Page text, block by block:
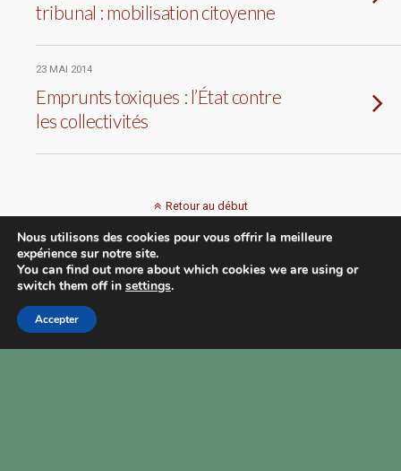
tribunal : mobilisation citoyenne
23 MAI 2014
Emprunts toxiques : l’État contre
les collectivités
Retour au début
Mobile
Nous utilisons des cookies pour vous offrir la meilleure
expérience sur notre site.
You can find out more about which cookies we are using or
switch them off in settings.
Accepter